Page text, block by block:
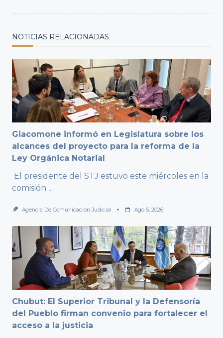
NOTICIAS RELACIONADAS
Giacomone informó en Legislatura sobre los
alcances del proyecto para la reforma de la
Ley Orgánica Notarial
El presidente del STJ estuvo este miércoles en la
comisión ...
Agencia De Comunicación Judicial Ago 5, 2026
Chubut: El Superior Tribunal y la Defensoría
del Pueblo firman convenio para fortalecer el
acceso a la justicia